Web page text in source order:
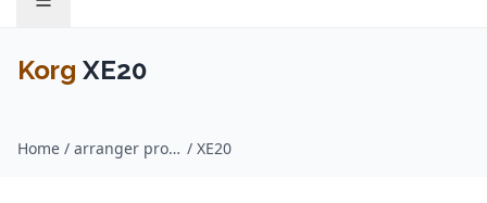
Korg XE20
Home / arranger professionali / Korg / XE20